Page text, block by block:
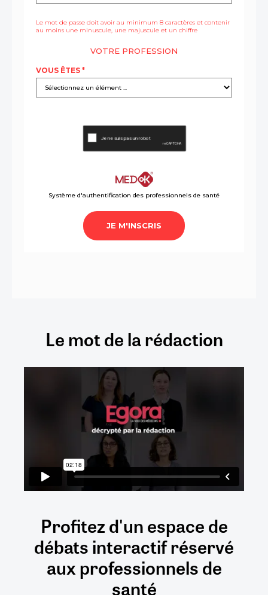
Le mot de la rédaction
Profitez d'un espace de
débatsinteractifréservé
auxprofessionnels de
santé